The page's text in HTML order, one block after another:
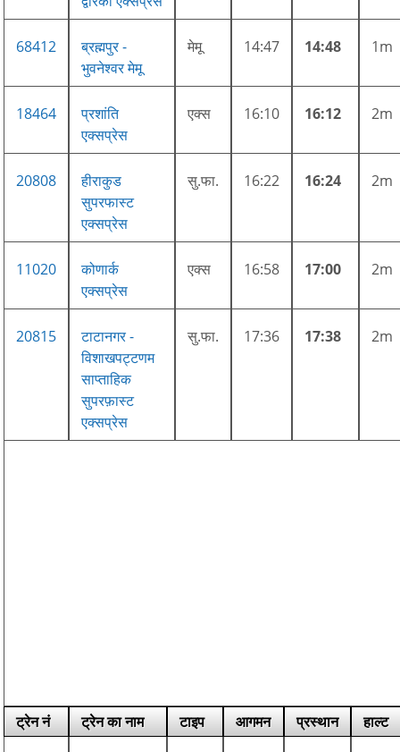
68412
ब्रह्मपुर -
भुवनेश्वर मेमू
मेमू 14:47 14:48 1m
18464
प्रशांति
एक्सप्रेस
एक्स 16:10 16:12 2m
20808
हीराकुड
सुपरफास्ट
एक्सप्रेस
सु.फा. 16:22 16:24 2m
11020
कोणार्क
एक्सप्रेस
एक्स 16:58 17:00 2m
20815
टाटानगर -
विशाखपट्टणम
साप्ताहिक
सुपरफ़ास्ट
एक्सप्रेस
सु.फा. 17:36 17:38 2m
ट्रेन नं ट्रेन का नाम टाइप आगमन प्रस्थान हाल्ट